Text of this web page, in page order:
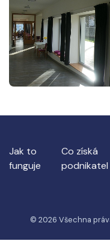
Jak to
funguje
Co získá
podnikatel
© 2026 Všechna